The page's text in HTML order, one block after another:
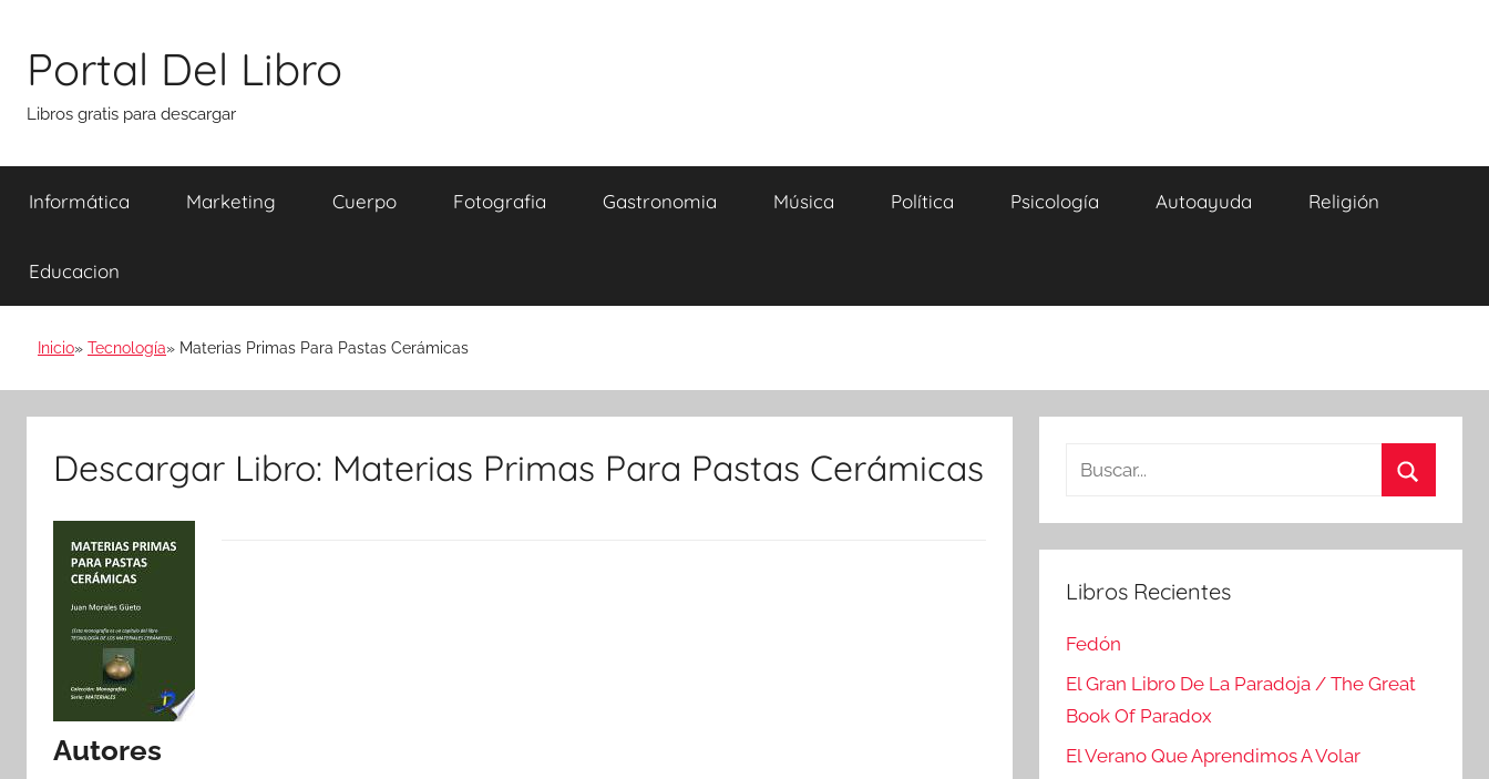
contenido
Portal Del Libro
Libros gratis para descargar
Informática Marketing Cuerpo Fotografia Gastronomia Música Política Psicología Autoayuda Religión
Educacion
Inicio Tecnología Materias Primas Para Pastas Cerámicas
Descargar Libro: Materias Primas Para Pastas Cerámicas
Autores
Buscar:
Libros Recientes
Fedón
El Gran Libro De La Paradoja / The Great
Book Of Paradox
El Verano Que Aprendimos A Volar